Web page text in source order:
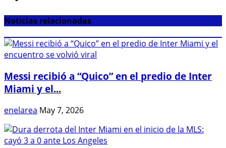
Noticias relacionadas
Messi recibió a “Quico” en el predio de Inter
Miami y el...
enelarea May 7, 2026